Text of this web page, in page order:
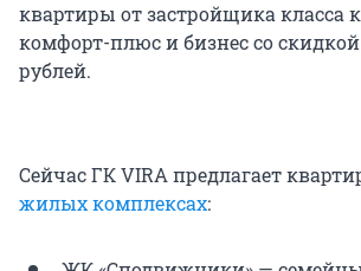
квартиры от застройщика класса
комфорт-плюс и бизнес со
рублей.
Сейчас ГК VIRA предлагает
жилых комплексах: